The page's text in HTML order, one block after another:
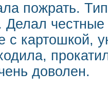
пожрать.
Делал
с картошкой,
доволен.